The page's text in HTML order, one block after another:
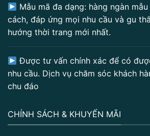
Mẫu mã đa dạng: hàng ngàn
cách, đáp ứng mọi nhu cầu và gu
hướng thời trang mới nhất.
Được tư vấn chính xác để có
nhu cầu. Dịch vụ chăm sóc khách
chu đáo
CHÍNH SÁCH & KHUYẾN MÃI